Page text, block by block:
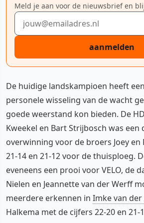
Meld je aan voor de nieuwsbrief en
E-mailadres
aanmelden
De huidige landskampioen heeft
personele wisseling van de wacht
goede weerstand kon bieden. De
Kweekel en Bart Strijbosch was een
overwinning voor de broers Joey en
21-14 en 21-12 voor de thuisploeg.
eveneens een prooi voor VELO, de
Nielen en Jeannette van der Werff
meerdere erkennen in Imke van der
Halkema met de cijfers 22-20 en 21-